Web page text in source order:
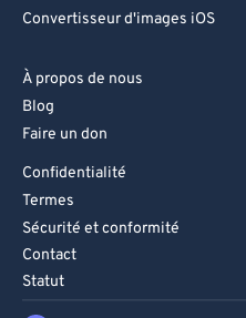
Convertisseur d'images iOS
À propos de nous
Blog
Faire un don
Confidentialité
Termes
Sécurité et conformité
Contact
Statut